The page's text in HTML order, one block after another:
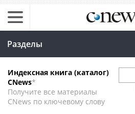
Разделы
Индексная книга (каталог)
CNews*
Получите все материалы
CNews по ключевому слову